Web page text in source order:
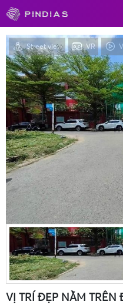
Street view VR
VỊ TRÍ ĐẸP NẰM TRÊN